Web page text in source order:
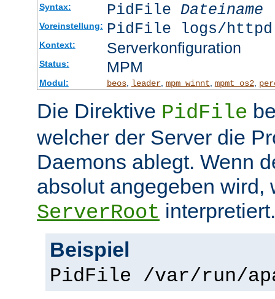
Syntax: PidFile Dateiname
Voreinstellung: PidFile logs/
Kontext: Serverkonfiguration
Status: MPM
Modul: beos, leader, mpm_winnt mpmt_os2,
Die Direktive PidFile
welcher der Server die
Daemons ablegt. Wenn
absolut angegeben wird,
ServerRoot interpretiert.
Beispiel
PidFile /var/run/